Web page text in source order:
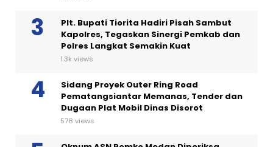
Plt. Bupati Tiorita Hadiri Pisah Sambut
Kapolres, Tegaskan Sinergi Pemkab dan
Polres Langkat Semakin Kuat
1.3k views
Sidang Proyek Outer Ring Road
Pematangsiantar Memanas, Tender dan
Dugaan Plat Mobil Dinas Disorot
578 views